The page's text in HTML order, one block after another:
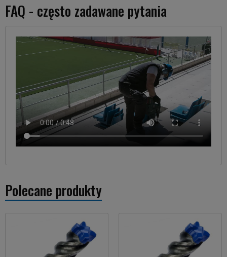
FAQ - często zadawane pytania
Polecane produkty